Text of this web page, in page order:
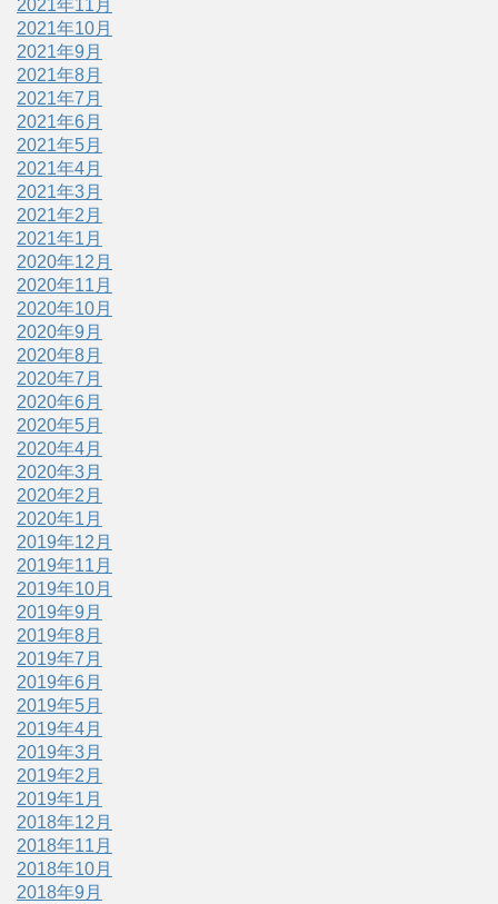
2021年11月
2021年10月
2021年9月
2021年8月
2021年7月
2021年6月
2021年5月
2021年4月
2021年3月
2021年2月
2021年1月
2020年12月
2020年11月
2020年10月
2020年9月
2020年8月
2020年7月
2020年6月
2020年5月
2020年4月
2020年3月
2020年2月
2020年1月
2019年12月
2019年11月
2019年10月
2019年9月
2019年8月
2019年7月
2019年6月
2019年5月
2019年4月
2019年3月
2019年2月
2019年1月
2018年12月
2018年11月
2018年10月
2018年9月